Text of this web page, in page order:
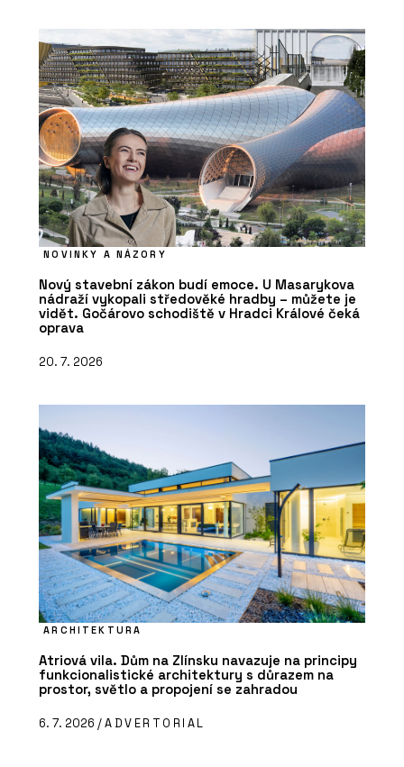
NOVINKY A NÁZORY
Nový stavební zákon budí emoce. U Masarykova
nádraží vykopali středověké hradby – můžete je
vidět. Gočárovo schodiště v Hradci Králové čeká
oprava
20. 7. 2026
ARCHITEKTURA
Atriová vila. Dům na Zlínsku navazuje na principy
funkcionalistické architektury s důrazem na
prostor, světlo a propojení se zahradou
6. 7. 2026 /ADVERTORIAL